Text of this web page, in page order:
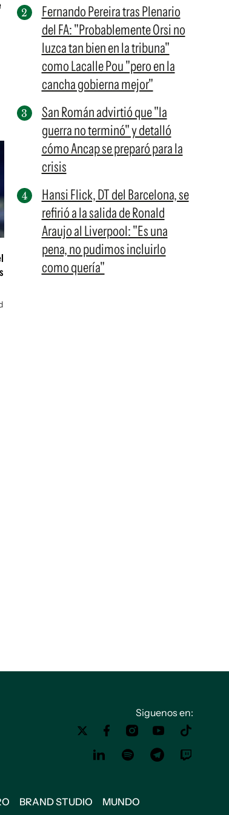
Fernando Pereira tras Plenario
del FA: "Probablemente Orsi no
luzca tan bien en la tribuna"
como Lacalle Pou "pero en la
cancha gobierna mejor"
San Román advirtió que "la
guerra no terminó" y detalló
cómo Ancap se preparó para la
crisis
Hansi Flick, DT del Barcelona, se
refirió a la salida de Ronald
Araujo al Liverpool: "Es una
pena, no pudimos incluirlo
como quería"
Siguenos en:
BRAND STUDIO MUNDO